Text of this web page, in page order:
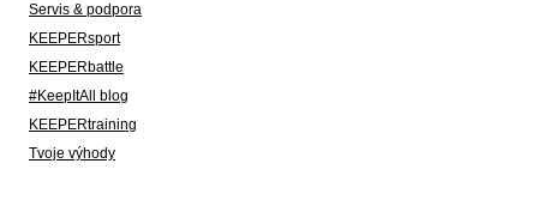
Servis & podpora
KEEPERsport
KEEPERbattle
#KeepItAll blog
KEEPERtraining
Tvoje výhody